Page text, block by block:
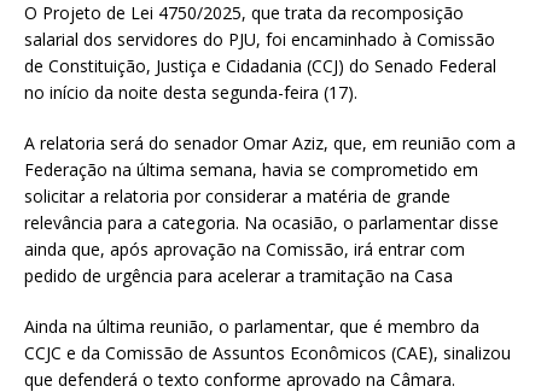
O Projeto de Lei 4750/2025, que trata da recomposição
salarial dos servidores do PJU, foi encaminhado à Comissão
de Constituição, Justiça e Cidadania (CCJ) do Senado Federal
no início da noite desta segunda-feira (17).
A relatoria será do senador Omar Aziz, que, em reunião com a
Federação na última semana, havia se comprometido em
solicitar a relatoria por considerar a matéria de grande
relevância para a categoria. Na ocasião, o parlamentar disse
ainda que, após aprovação na Comissão, irá entrar com
pedido de urgência para acelerar a tramitação na Casa
Ainda na última reunião, o parlamentar, que é membro da
CCJC e da Comissão de Assuntos Econômicos (CAE), sinalizou
que defenderá o texto conforme aprovado na Câmara.